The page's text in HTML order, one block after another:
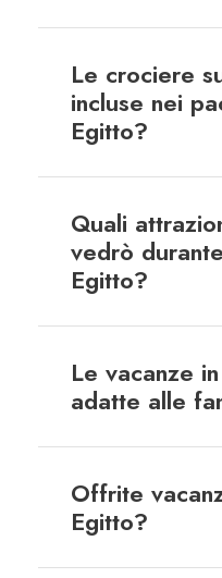
Le crociere
incluse nei
Egitto?
Quali
vedrò
Egitto?
Le vacanze
adatte alle
Offrite
Egitto?